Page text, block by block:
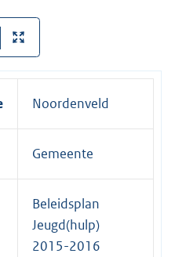
Noordenveld
Gemeente
Beleidsplan
Jeugd(hulp)
2015-2016